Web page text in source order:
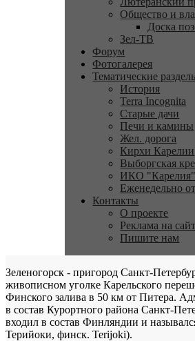
Общество и
Доска
Зел-ТВ
Форум
Фотогалерея
Тематические
История
Terra Incognita
Старые дачи
Печи и камины
Жел. дорога
Кирхи Карелии
Выборгская
ИКО "Карелия"
Еженедельно
Контакты
О проекте
Реклама на
Пишите нам
Зеленогорск - пригород Санкт-
живописном уголке Карельского
Финского залива в 50 км от Питера.
в состав Курортного района Санкт-
входил в состав Финляндии и
Терийоки, финск. Terijoki).